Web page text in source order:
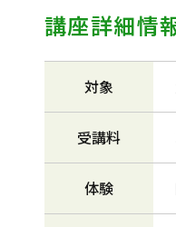
講座詳細情
対象
受講料
体験